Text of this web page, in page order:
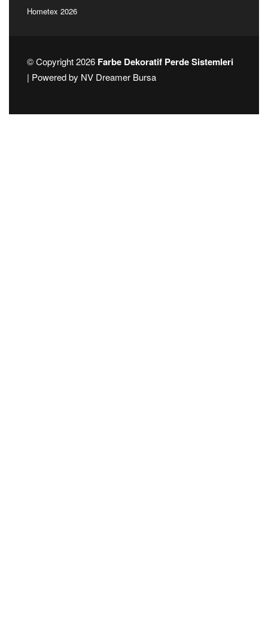
Hometex 2026
© Copyright 2026 Farbe Dekoratif Perde Sistemleri
| Powered by NV Dreamer Bursa